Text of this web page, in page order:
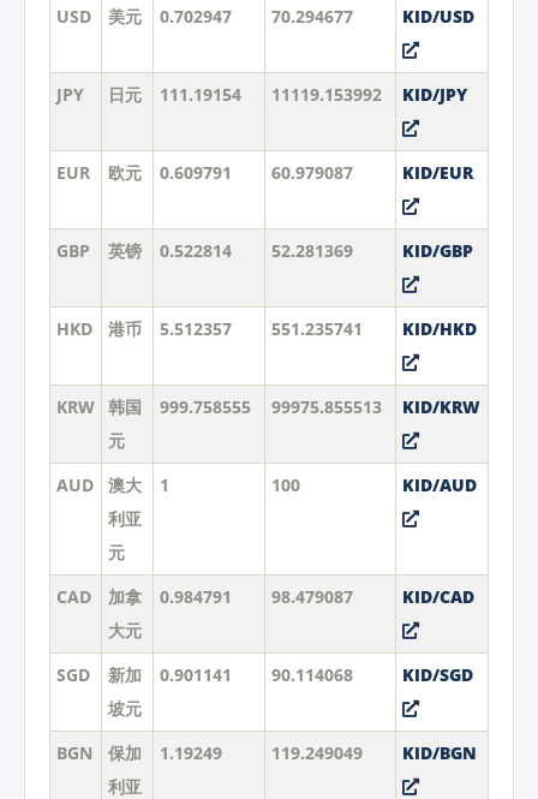
USD 美元 0.702947 70.294677 KID/USD
JPY 日元 111.19154 11119.153992 KID/JPY
EUR 欧元 0.609791 60.979087 KID/EUR
GBP 英镑 0.522814 52.281369 KID/GBP
HKD 港币 5.512357 551.235741 KID/HKD
KRW 韩国
元
999.758555 99975.855513 KID/KRW
AUD
澳大
利亚
元
1 100 KID/AUD
CAD
加拿
大元
0.984791 98.479087 KID/CAD
SGD
新加
坡元
0.901141 90.114068 KID/SGD
BGN
保加
利亚
1.19249 119.249049 KID/BGN